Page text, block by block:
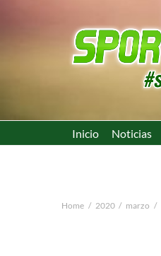
Inicio Noticias
Home 2020 marzo